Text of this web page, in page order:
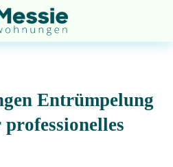
Entrümpelung